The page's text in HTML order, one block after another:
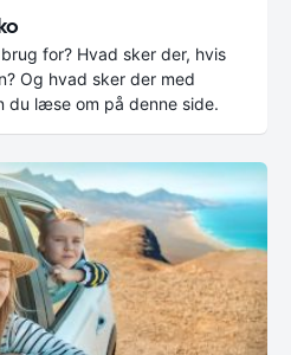
for? Hvad sker der, hvis
Og hvad sker der med
du læse om på denne side.